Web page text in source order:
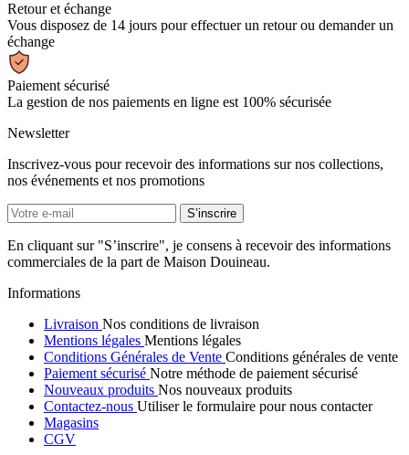
Retour et échange
Vous disposez de 14 jours pour effectuer un retour ou demander un
échange
Paiement sécurisé
La gestion de nos paiements en ligne est 100% sécurisée
Newsletter
Inscrivez-vous pour recevoir des informations sur nos collections,
nos événements et nos promotions
En cliquant sur "S’inscrire", je consens à recevoir des informations
commerciales de la part de Maison Douineau.
Informations
Livraison Nos conditions de livraison
Mentions légales Mentions légales
Conditions Générales de Vente Conditions générales de vente
Paiement sécurisé Notre méthode de paiement sécurisé
Nouveaux produits Nos nouveaux produits
Contactez-nous Utiliser le formulaire pour nous contacter
Magasins
CGV